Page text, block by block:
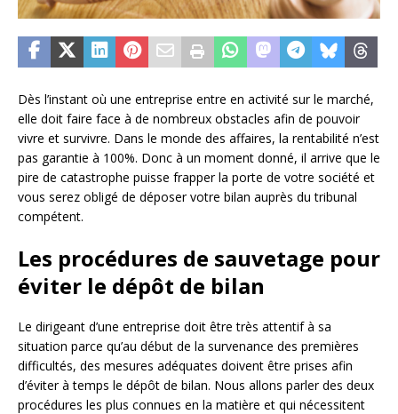
Dès l’instant où une entreprise entre en activité sur le marché,
elle doit faire face à de nombreux obstacles afin de pouvoir
vivre et survivre. Dans le monde des affaires, la rentabilité n’est
pas garantie à 100%. Donc à un moment donné, il arrive que le
pire de catastrophe puisse frapper la porte de votre société et
vous serez obligé de déposer votre bilan auprès du tribunal
compétent.
Les procédures de sauvetage pour
éviter le dépôt de bilan
Le dirigeant d’une entreprise doit être très attentif à sa
situation parce qu’au début de la survenance des premières
difficultés, des mesures adéquates doivent être prises afin
d’éviter à temps le dépôt de bilan. Nous allons parler des deux
procédures les plus connues en la matière et qui nécessitent